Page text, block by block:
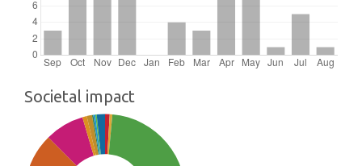
Societal impact